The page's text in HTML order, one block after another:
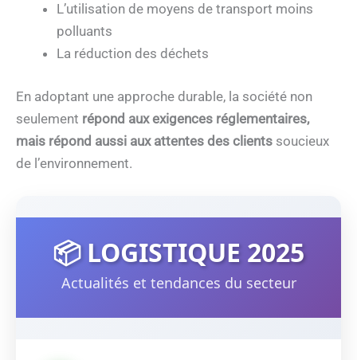
L’utilisation de moyens de transport moins
polluants
La réduction des déchets
En adoptant une approche durable, la société non
seulement répond aux exigences réglementaires,
mais répond aussi aux attentes des clients soucieux
de l’environnement.
📦 LOGISTIQUE 2025
Actualités et tendances du secteur